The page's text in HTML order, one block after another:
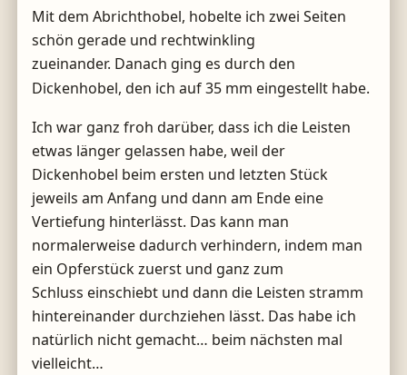
Mit dem Abrichthobel, hobelte ich zwei Seiten
schön gerade und rechtwinkling
zueinander. Danach ging es durch den
Dickenhobel, den ich auf 35 mm eingestellt habe.
Ich war ganz froh darüber, dass ich die Leisten
etwas länger gelassen habe, weil der
Dickenhobel beim ersten und letzten Stück
jeweils am Anfang und dann am Ende eine
Vertiefung hinterlässt. Das kann man
normalerweise dadurch verhindern, indem man
ein Opferstück zuerst und ganz zum
Schluss einschiebt und dann die Leisten stramm
hintereinander durchziehen lässt. Das habe ich
natürlich nicht gemacht… beim nächsten mal
vielleicht…